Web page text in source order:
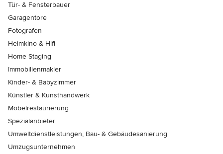
Tür- & Fensterbauer
Garagentore
Fotografen
Heimkino & Hifi
Home Staging
Immobilienmakler
Kinder- & Babyzimmer
Künstler & Kunsthandwerk
Möbelrestaurierung
Spezialanbieter
Umweltdienstleistungen, Bau- & Gebäudesanierung
Umzugsunternehmen